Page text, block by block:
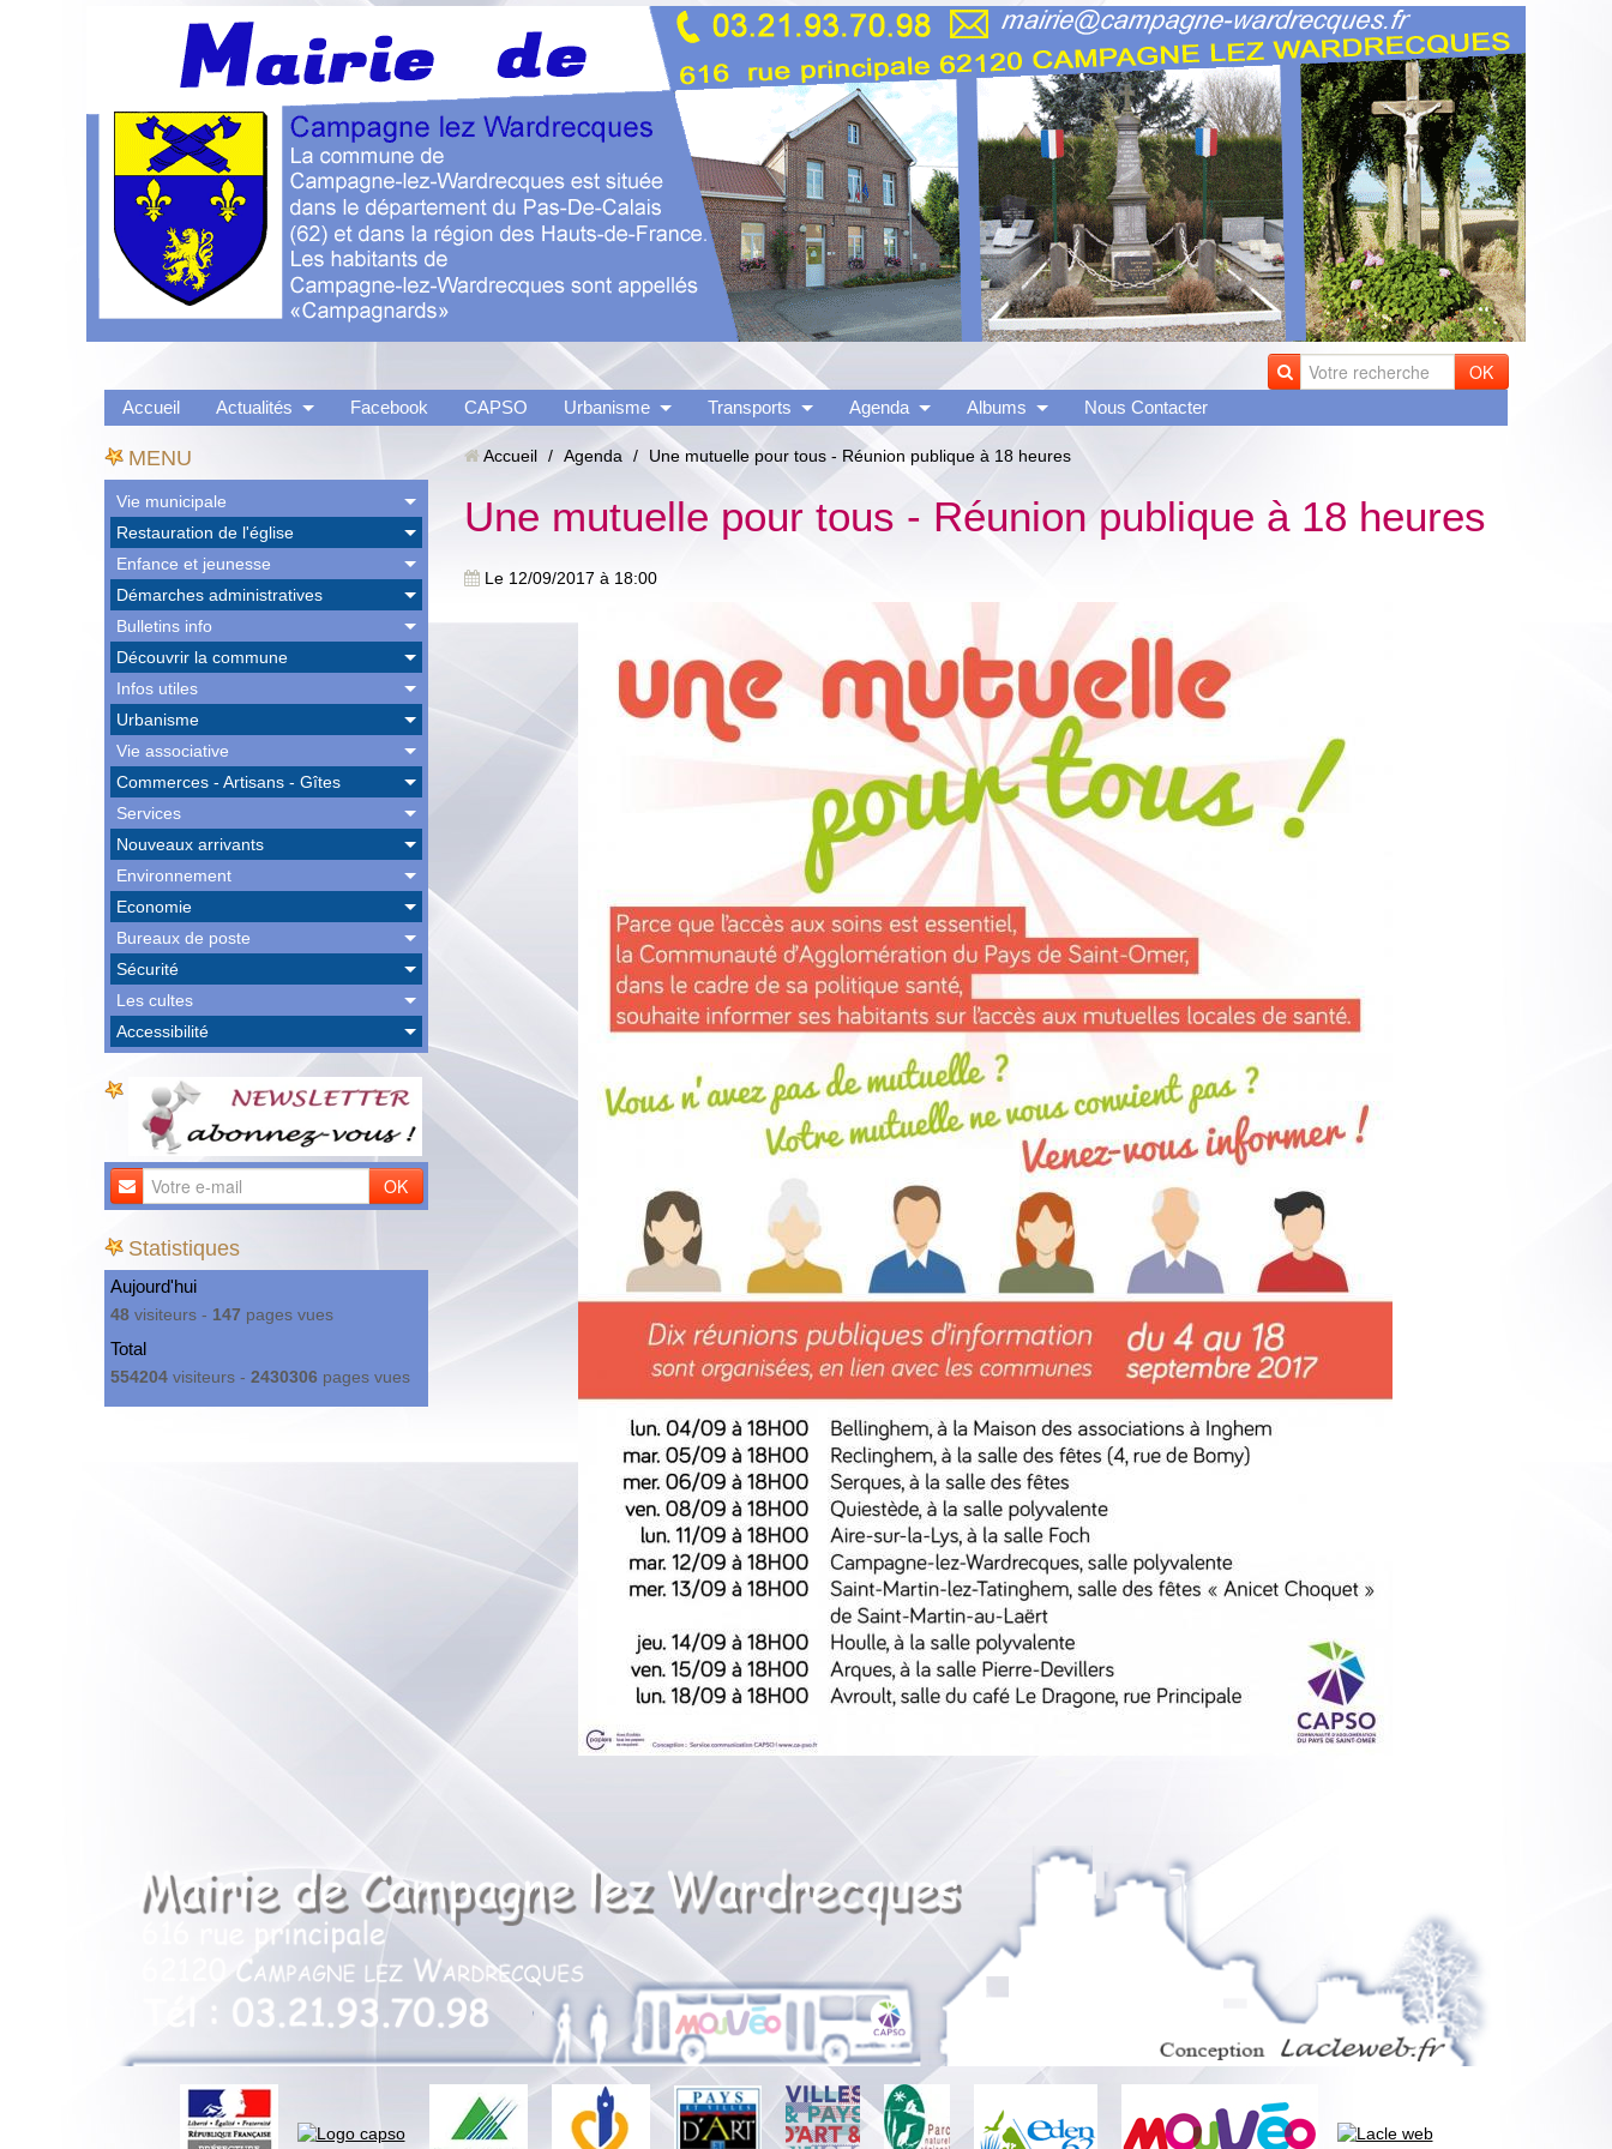
OK
Accueil Actualités Facebook CAPSO Urbanisme Transports Agenda Albums Nous Contacter
MENU
Vie municipale
Restauration de l'église
Enfance et jeunesse
Démarches administratives
Bulletins info
Découvrir la commune
Infos utiles
Urbanisme
Vie associative
Commerces - Artisans - Gîtes
Services
Nouveaux arrivants
Environnement
Economie
Bureaux de poste
Sécurité
Les cultes
Accessibilité
OK
Statistiques
Aujourd'hui
48 visiteurs - 147 pages vues
Total
554204 visiteurs - 2430306 pages vues
Accueil / Agenda / Une mutuelle pour tous - Réunion publique à 18 heures
Une mutuelle pour tous - Réunion publique à 18 heures
Le 12/09/2017 à 18:00